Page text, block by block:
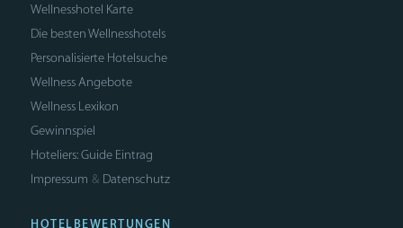
Wellnesshotel Karte
Die besten Wellnesshotels
Personalisierte Hotelsuche
Wellness Angebote
Wellness Lexikon
Gewinnspiel
Hoteliers: Guide Eintrag
Impressum & Datenschutz
HOTELBEWERTUNGEN